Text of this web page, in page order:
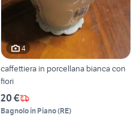
4
caffettiera in porcellana bianca con
fiori
20 €
Bagnolo in Piano(RE)